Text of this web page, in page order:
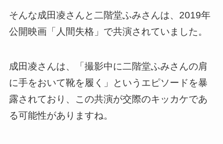
そんな成田凌さんと二階堂ふみさんは、2019年
公開映画「人間失格」で共演されていました。
成田凌さんは、「撮影中に二階堂ふみさんの肩
に手をおいて靴を履く」というエピソードを暴
露されており、この共演が交際のキッカケであ
る可能性がありますね。